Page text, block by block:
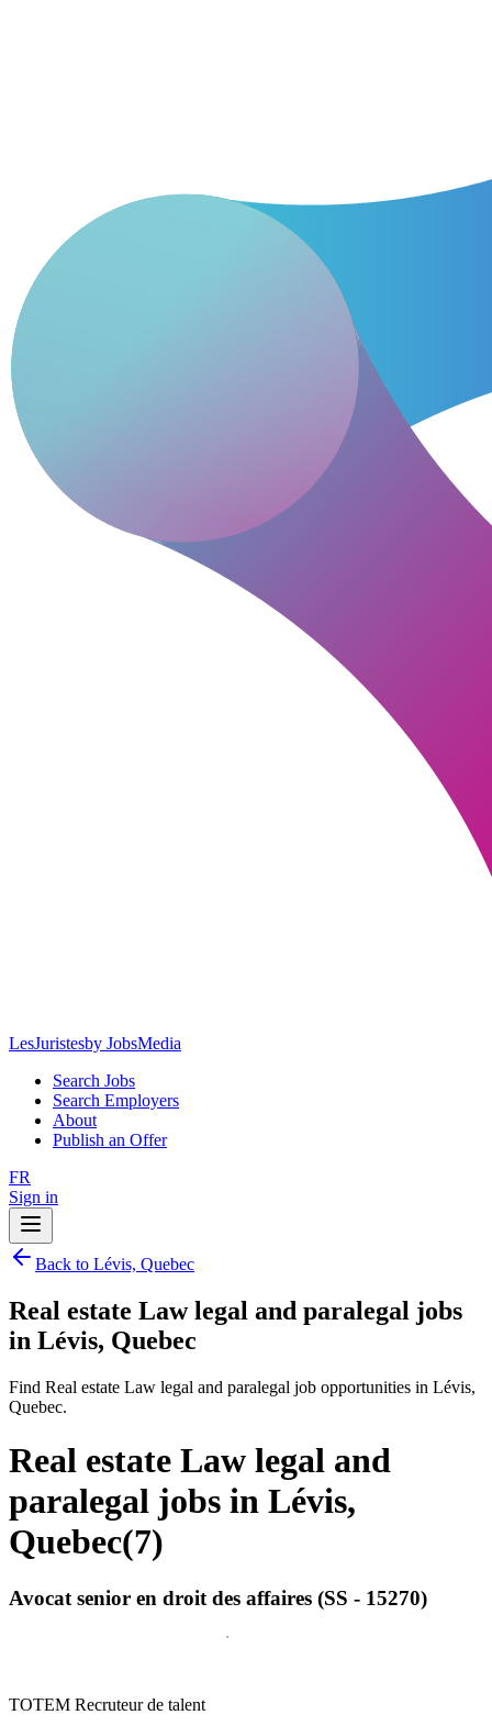
LesJuristesby JobsMedia
Search Jobs
Search Employers
About
Publish an Offer
FR
Sign in
Back to Lévis, Quebec
Real estate Law legal and paralegal jobs
in Lévis, Quebec
Find Real estate Law legal and paralegal job opportunities in Lévis,
Quebec.
Real estate Law legal and
paralegal jobs in Lévis,
Quebec(7)
Avocat senior en droit des affaires (SS - 15270)
TOTEM Recruteur de talent